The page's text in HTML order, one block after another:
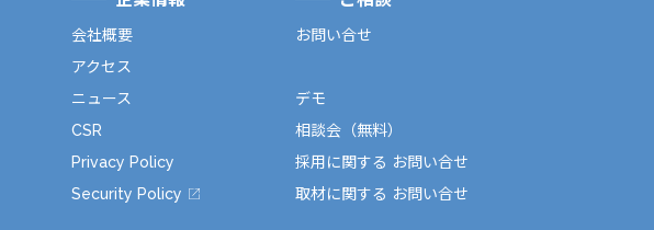
会社概要
アクセス
ニュース
CSR
Privacy Policy
Security Policy
お問い合せ
デモ
相談会（無料）
採用に関する お問い合せ
取材に関する お問い合せ